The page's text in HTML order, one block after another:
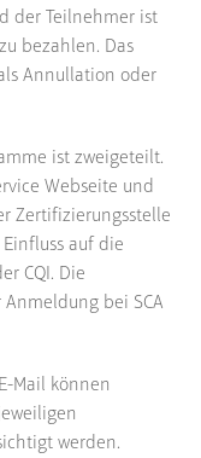
der Teilnehmer ist
bezahlen. Das
Annullation oder
ist zweigeteilt.
Webseite und
Zertifizierungsstelle
auf die
CQI. Die
bei SCA
Mail können
werden.